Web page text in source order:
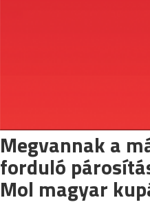
Megvannak a
forduló
Mol magyar